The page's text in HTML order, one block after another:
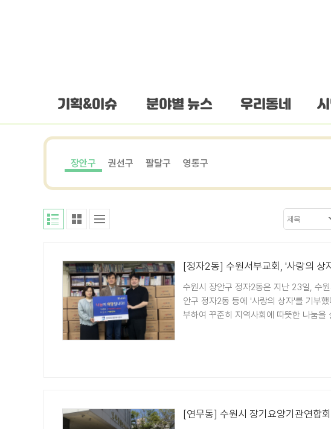
기획&이슈 분야별 뉴스 우리동네
장안구 권선구 팔달구 영통구
[정자2동] 수원서부교회, '사랑의 상
수원시 장안구 정자2동은 지난 23일, 수
안구 정자2동 등에 '사랑의 상자'를 기부
부하여 꾸준히 지역사회에 따뜻한 나눔을
[연무동] 수원시 장기요양기관연합